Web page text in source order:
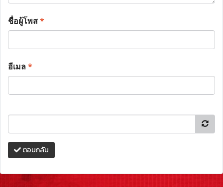
ชื่อผู้โพส*
อีเมล*
ตอบกลับ